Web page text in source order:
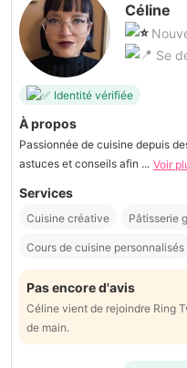
Céline
Se
Identité vérifiée
À propos
Passionnée de cuisine depuis
astuces et conseils afin ... Voir
Services
Cuisine créative Pâtisserie
Cours de cuisine personnalisés
Pas encore d'avis
Céline vient de rejoindre Ring
de main.